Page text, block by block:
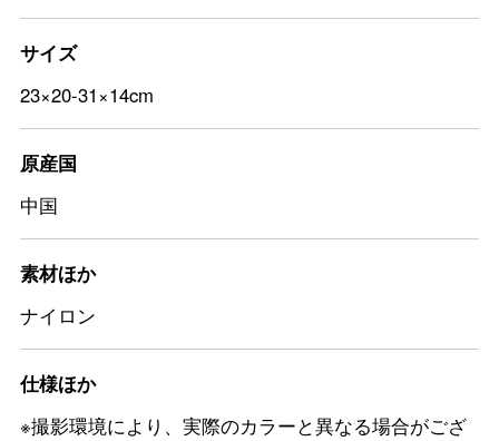
サイズ
23×20-31×14cm
原産国
中国
素材ほか
ナイロン
仕様ほか
※撮影環境により、実際のカラーと異なる場合がござ